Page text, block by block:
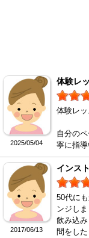
2025/05/04
体験レ
体験レッ
自分の
寧に指導
2017/06/13
インス
50代に
ンジしま
飲み込
問をし